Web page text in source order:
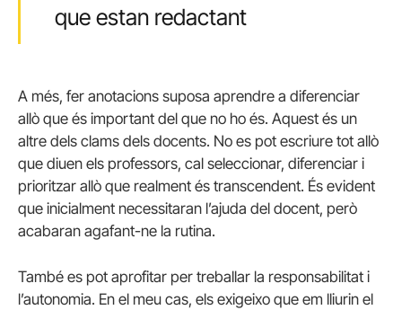
que estan redactant
A més, fer anotacions suposa aprendre a diferenciar
allò que és important del que no ho és. Aquest és un
altre dels clams dels docents. No es pot escriure tot allò
que diuen els professors, cal seleccionar, diferenciar i
prioritzar allò que realment és transcendent. És evident
que inicialment necessitaran l’ajuda del docent, però
acabaran agafant-ne la rutina.
També es pot aprofitar per treballar la responsabilitat i
l’autonomia. En el meu cas, els exigeixo que em lliurin el